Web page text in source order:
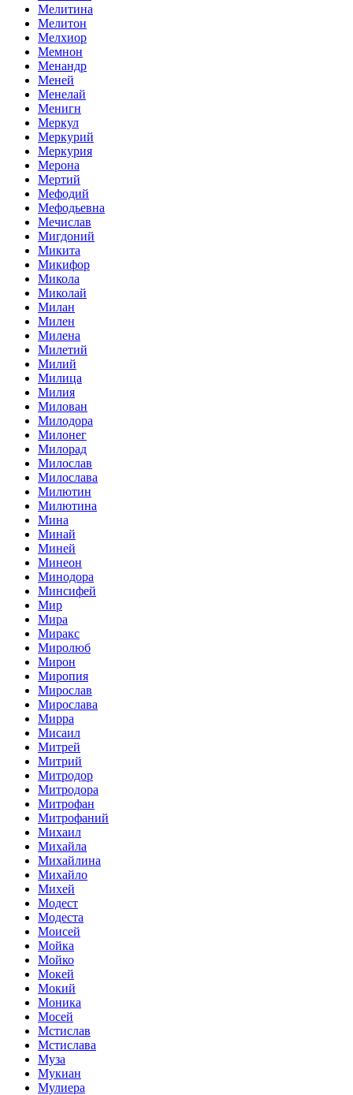
Мелитина
Мелитон
Мелхиор
Мемнон
Менандр
Меней
Менелай
Менигн
Меркул
Меркурий
Меркурия
Мерона
Мертий
Мефодий
Мефодьевна
Мечислав
Мигдоний
Микита
Микифор
Микола
Миколай
Милан
Милен
Милена
Милетий
Милий
Милица
Милия
Милован
Милодора
Милонег
Милорад
Милослав
Милослава
Милютин
Милютина
Мина
Минай
Миней
Минеон
Минодора
Минсифей
Мир
Мира
Миракс
Миролюб
Мирон
Миропия
Мирослав
Мирослава
Мирра
Мисаил
Митрей
Митрий
Митродор
Митродора
Митрофан
Митрофаний
Михаил
Михайла
Михайлина
Михайло
Михей
Модест
Модеста
Моисей
Мойка
Мойко
Мокей
Мокий
Моника
Мосей
Мстислав
Мстислава
Муза
Мукиан
Мулиера